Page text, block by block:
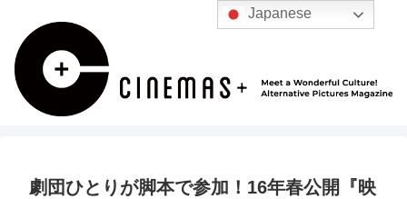
劇団ひとりが脚本で参加！16年春公開『映
Japanese